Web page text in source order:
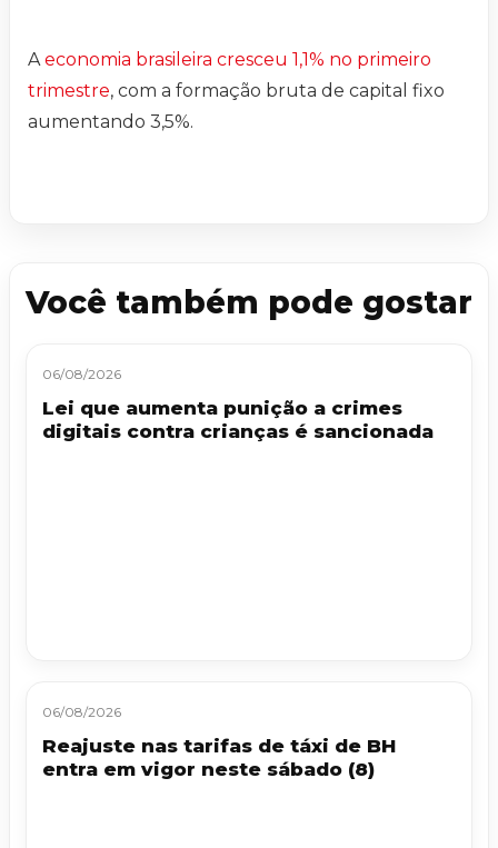
Aeconomia brasileira cresceu 1,1% no primeiro
trimestre, com a formação bruta de capital fixo
aumentando 3,5%.
Você também pode gostar
06/08/2026
Lei que aumenta punição a crimes
digitais contra crianças é sancionada
06/08/2026
Reajuste nas tarifas de táxi de BH
entra em vigor neste sábado (8)